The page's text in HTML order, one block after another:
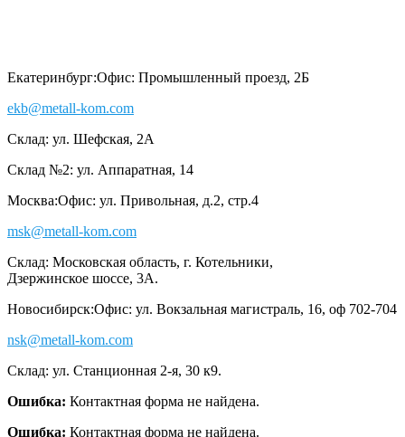
Екатеринбург:Офис: Промышленный проезд, 2Б
ekb@metall-kom.com
Склад: ул. Шефская, 2А
Склад №2: ул. Аппаратная, 14
Москва:Офис: ул. Привольная, д.2, стр.4
msk@metall-kom.com
Склад: Московская область, г. Котельники,
Дзержинское шоссе, 3А.
Новосибирск:Офис: ул. Вокзальная магистраль, 16, оф 702-704
nsk@metall-kom.com
Склад: ул. Станционная 2-я, 30 к9.
Ошибка: Контактная форма не найдена.
Ошибка: Контактная форма не найдена.